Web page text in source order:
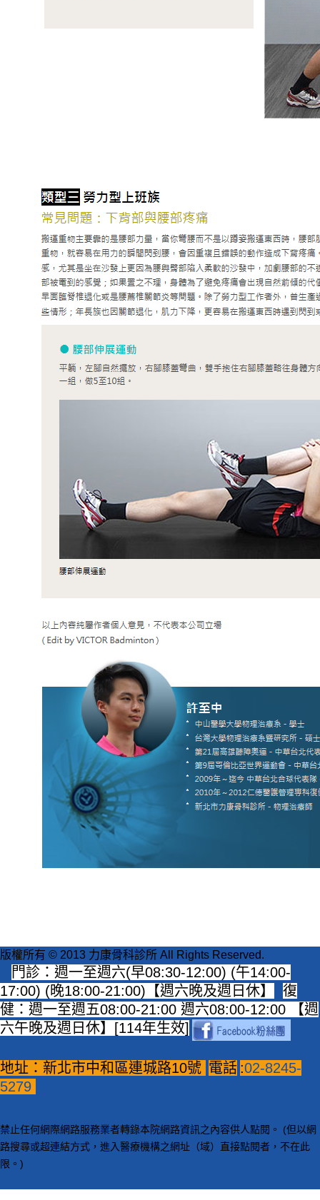
版權所有 © 2013 力康骨科診所 All Rights Reserved.
門診：週一至週六(早08:30-12:00) (午14:00-
17:00) (晚18:00-21:00)【週六晚及週日休】
復
健：週一至週五08:00-21:00 週六08:00-12:00 【週
六午晚及週日休】[114年生效]
地址：新北市中和區連城路10號 電話 :02-8245-
5279
禁止任何網際網路服務業者轉錄本院網路資訊之內容供人點閱。 (但以網
路搜尋或超連結方式，進入醫療機構之網址（域）直接點閱者，不在此
限。)